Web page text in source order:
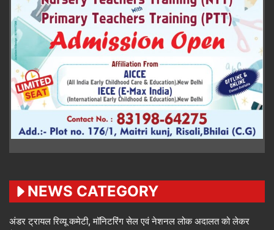
NEWS CATEGORY
अंडर ट्रायल रिव्यू कमेटी, मॉनिटरिंग सेल एवं नेशनल लोक अदालत को लेकर